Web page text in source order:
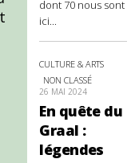
dont 70 nous sont
ici...
CULTURE & ARTS
NON CLASSÉ
26 MAI 2024
En quête du
Graal :
légendes